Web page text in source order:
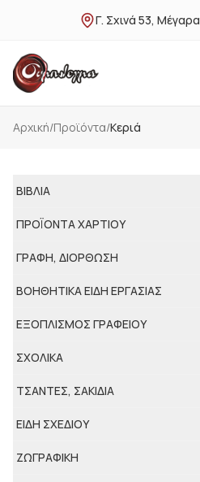
Γ. Σχινά 53, Μέγαρα
Αρχική/Προϊόντα/Κεριά
ΒΙΒΛΙΑ
ΠΡΟΪΟΝΤΑ ΧΑΡΤΙΟΥ
ΓΡΑΦΗ, ΔΙΟΡΘΩΣΗ
ΒΟΗΘΗΤΙΚΑ ΕΙΔΗ ΕΡΓΑΣΙΑΣ
ΕΞΟΠΛΙΣΜΟΣ ΓΡΑΦΕΙΟΥ
ΣΧΟΛΙΚΑ
ΤΣΑΝΤΕΣ, ΣΑΚΙΔΙΑ
ΕΙΔΗ ΣΧΕΔΙΟΥ
ΖΩΓΡΑΦΙΚΗ